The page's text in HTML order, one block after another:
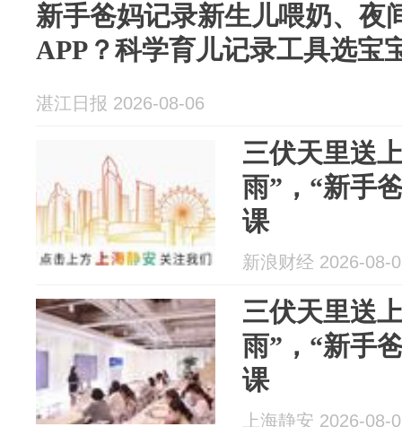
新手爸妈记录新生儿喂奶、夜
APP？科学育儿记录工具选宝
湛江日报 2026-08-06
三伏天里送
雨”，“新手
课
新浪财经 2026-08-
三伏天里送
雨”，“新手
课
上海静安 2026-08-